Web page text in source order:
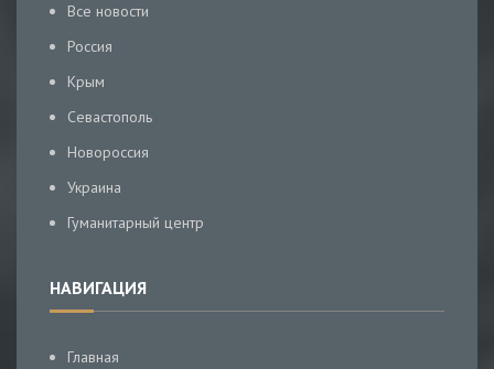
Все новости
Россия
Крым
Севастополь
Новороссия
Украина
Гуманитарный центр
НАВИГАЦИЯ
Главная